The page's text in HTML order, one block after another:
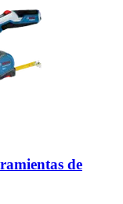
de